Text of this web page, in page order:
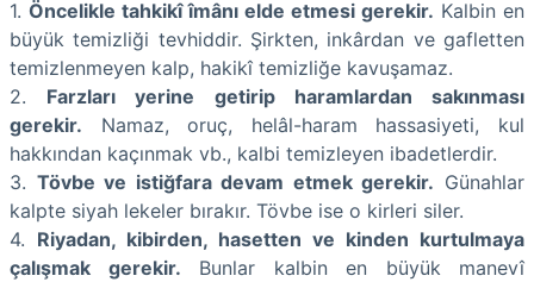
1. Öncelikle tahkikî îmânı elde etmesi gerekir. Kalbin en
büyük temizliği tevhiddir. Şirkten, inkârdan ve gafletten
temizlenmeyen kalp, hakikî temizliğe kavuşamaz.
2. Farzları yerine getirip haramlardan sakınması
gerekir. Namaz, oruç, helâl-haram hassasiyeti, kul
hakkından kaçınmak vb., kalbi temizleyen ibadetlerdir.
3. Tövbe ve istiğfara devam etmek gerekir. Günahlar
kalpte siyah lekeler bırakır. Tövbe ise o kirleri siler.
4. Riyadan, kibirden, hasetten ve kinden kurtulmaya
çalışmak gerekir. Bunlar kalbin en büyük manevî